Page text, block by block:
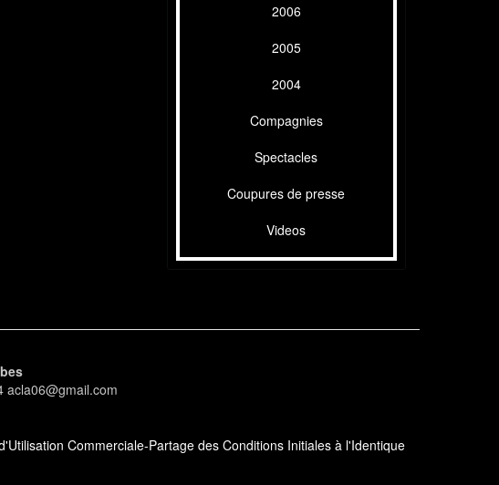
2006
2005
2004
Compagnies
Spectacles
Coupures de presse
Videos
acla06@gmail.com
Commerciale-Partage des Conditions Initiales à l'Identique